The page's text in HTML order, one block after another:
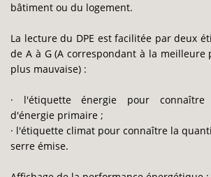
bâtiment ou du logement.
La lecture du DPE est facilitée par deux
de A à G (A correspondant à la meilleure
plus mauvaise) :
· l'étiquette énergie pour connaître
d'énergie primaire ;
· l'étiquette climat pour connaître la
serre émise.